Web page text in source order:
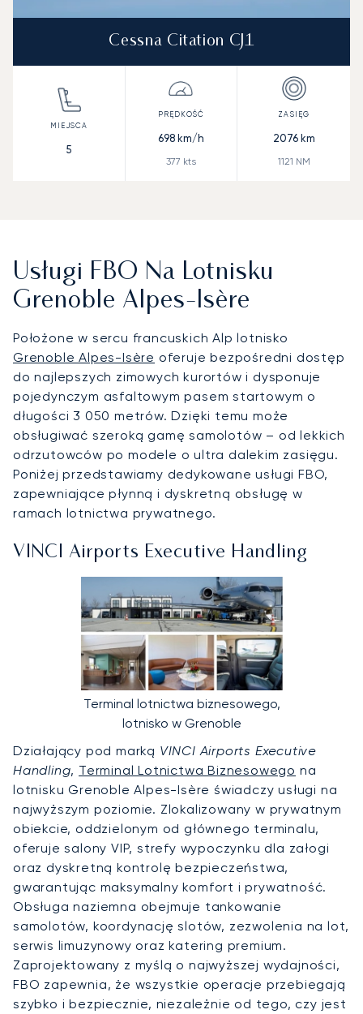
Cessna Citation CJ1
5
698km/h
377 kts
2076km
1121 NM
Usługi FBO Na Lotnisku
Grenoble Alpes-Isère
Położone w sercu francuskich Alp lotnisko
Grenoble Alpes-Isère oferuje bezpośredni dostęp
do najlepszych zimowych kurortów i dysponuje
pojedynczym asfaltowym pasem startowym o
długości 3 050 metrów. Dzięki temu może
obsługiwać szeroką gamę samolotów – od lekkich
odrzutowców po modele o ultra dalekim zasięgu.
Poniżej przedstawiamy dedykowane usługi FBO,
zapewniające płynną i dyskretną obsługę w
ramach lotnictwa prywatnego.
VINCI Airports Executive Handling
Terminal lotnictwa biznesowego,
lotnisko w Grenoble
Działający pod marką VINCI Airports Executive
Handling, Terminal Lotnictwa Biznesowego na
lotnisku Grenoble Alpes-Isère świadczy usługi na
najwyższym poziomie. Zlokalizowany w prywatnym
obiekcie, oddzielonym od głównego terminalu,
oferuje salony VIP, strefy wypoczynku dla załogi
oraz dyskretną kontrolę bezpieczeństwa,
gwarantując maksymalny komfort i prywatność.
Obsługa naziemna obejmuje tankowanie
samolotów, koordynację slotów, zezwolenia na lot,
serwis limuzynowy oraz katering premium.
Zaprojektowany z myślą o najwyższej wydajności,
FBO zapewnia, że wszystkie operacje przebiegają
szybko i bezpiecznie, niezależnie od tego, czy jest